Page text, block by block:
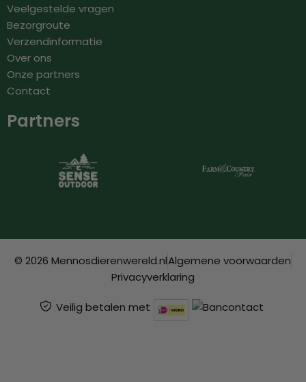
Veelgestelde vragen
Bezorgroute
Verzendinformatie
Over ons
Onze partners
Contact
Partners
© 2026 Mennosdierenwereld.nlAlgemene voorwaarden
Privacyverklaring
Veilig betalen met